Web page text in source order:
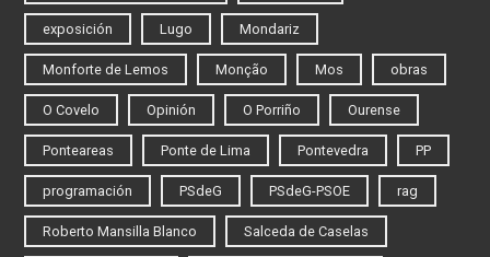
exposición Lugo Mondariz
Monforte de Lemos Monção Mos obras
O Covelo Opinión O Porriño Ourense
Ponteareas Ponte de Lima Pontevedra PP
programación PSdeG PSdeG-PSOE rag
Roberto Mansilla Blanco Salceda de Caselas